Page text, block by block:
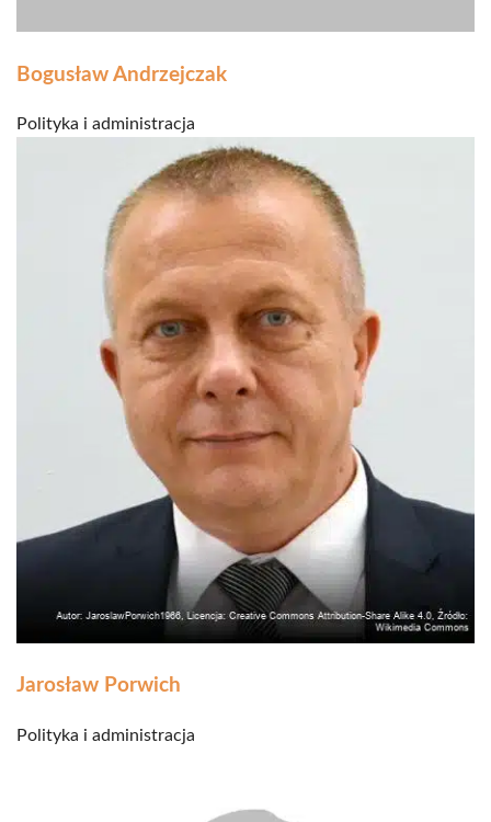
Bogusław Andrzejczak
Polityka i administracja
Jarosław Porwich
Polityka i administracja